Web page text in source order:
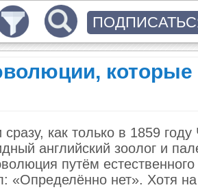
как только в 1859
английский зоолог и
путём
«Определённо нет». Хотя